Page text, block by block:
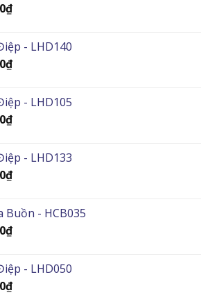
₫
- LHD140
₫
- LHD105
₫
- LHD133
₫
Buồn - HCB035
₫
- LHD050
₫